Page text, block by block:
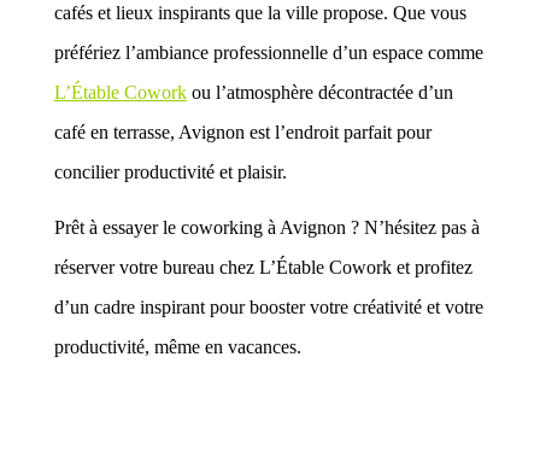
cafés et lieux inspirants que la ville propose. Que vous
préfériez l’ambiance professionnelle d’un espace comme
L’Étable Coworkou l’atmosphère décontractée d’un
café en terrasse, Avignon est l’endroit parfait pour
concilier productivité et plaisir.
Prêt à essayer le coworking à Avignon ? N’hésitez pas à
réserver votre bureau chez L’Étable Cowork et profitez
d’un cadre inspirant pour booster votre créativité et votre
productivité, même en vacances.